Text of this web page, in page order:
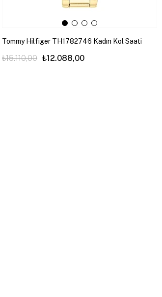
Tommy Hilfiger TH1782746 Kadın Kol Saati
₺12.088,00
₺15.110,00